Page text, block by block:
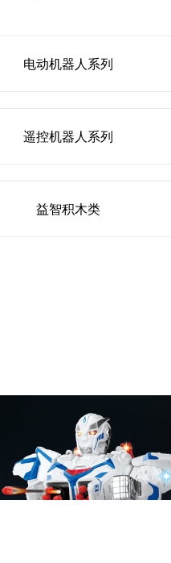
电动机器人系列
遥控机器人系列
益智积木类